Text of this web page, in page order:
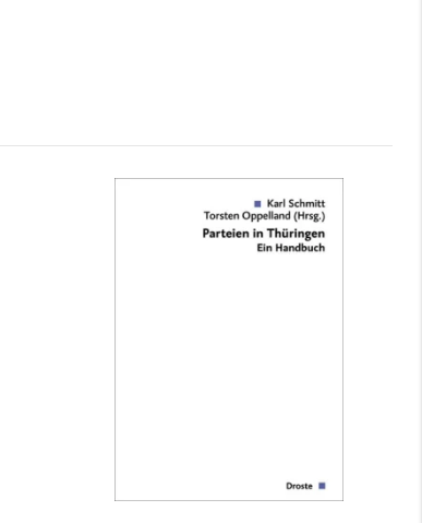
Parteien in Thüringen